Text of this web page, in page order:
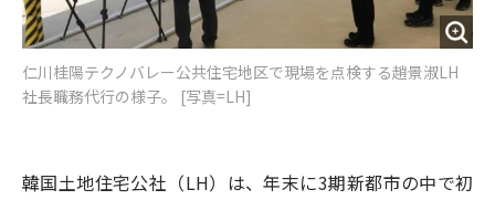
仁川桂陽テクノバレー公共住宅地区で現場を点検する趙景淑LH
社長職務代行の様子。 [写真=LH]
韓国土地住宅公社（LH）は、年末に3期新都市の中で初